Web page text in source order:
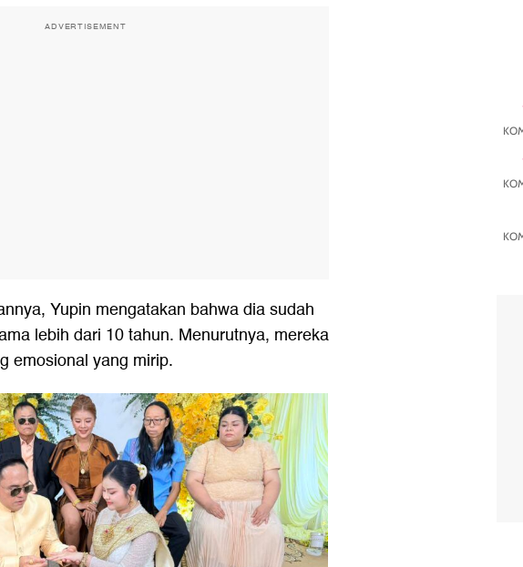
ADVERTISEMENT
Yupin mengatakan bahwa dia sudah
lebih dari 10 tahun. Menurutnya, mereka
emosional yang mirip.